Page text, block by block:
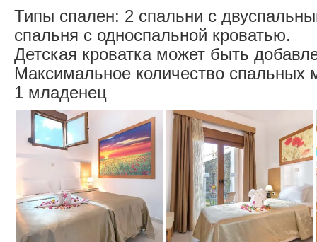
Типы спален: 2 спальни с
спальня с односпальной кроватью.
Детская кроватка может быть
Максимальное количество спальных
1 младенец